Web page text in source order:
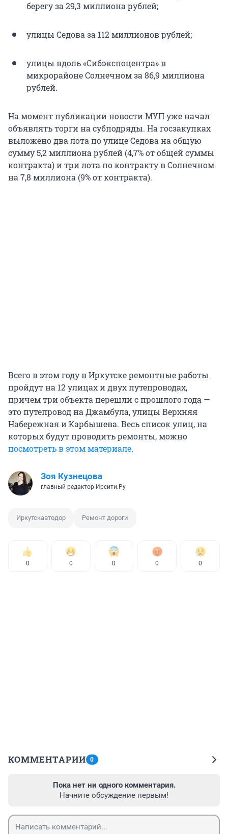
берегу за 29,3 миллиона рублей;
улицы Седова за 112 миллионов рублей;
улицы вдоль «Сибэкспоцентра» в
микрорайоне Солнечном за 86,9 миллиона
рублей.
На момент публикации новости МУП уже начал
объявлять торги на субподряды. На госзакупках
выложено два лота по улице Седова на общую
сумму 5,2 миллиона рублей (4,7% от общей суммы
контракта) и три лота по контракту в Солнечном
на 7,8 миллиона (9% от контракта).
Всего в этом году в Иркутске ремонтные работы
пройдут на 12 улицах и двух путепроводах,
причем три объекта перешли с прошлого года —
это путепровод на Джамбула, улицы Верхняя
Набережная и Карбышева. Весь список улиц, на
которых будут проводить ремонты, можно
посмотреть в этом материале.
Зоя Кузнецова
главный редактор Ирсити.Ру
Иркутскавтодор Ремонт дороги
0 0 0 0 0
КОММЕНТАРИИ 0
Пока нет ни одного комментария.
Начните обсуждение первым!